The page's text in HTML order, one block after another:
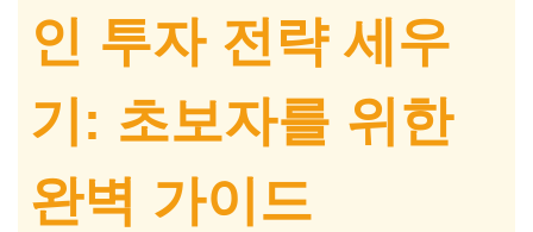
인 투자 전략 세우
기: 초보자를 위한
완벽 가이드